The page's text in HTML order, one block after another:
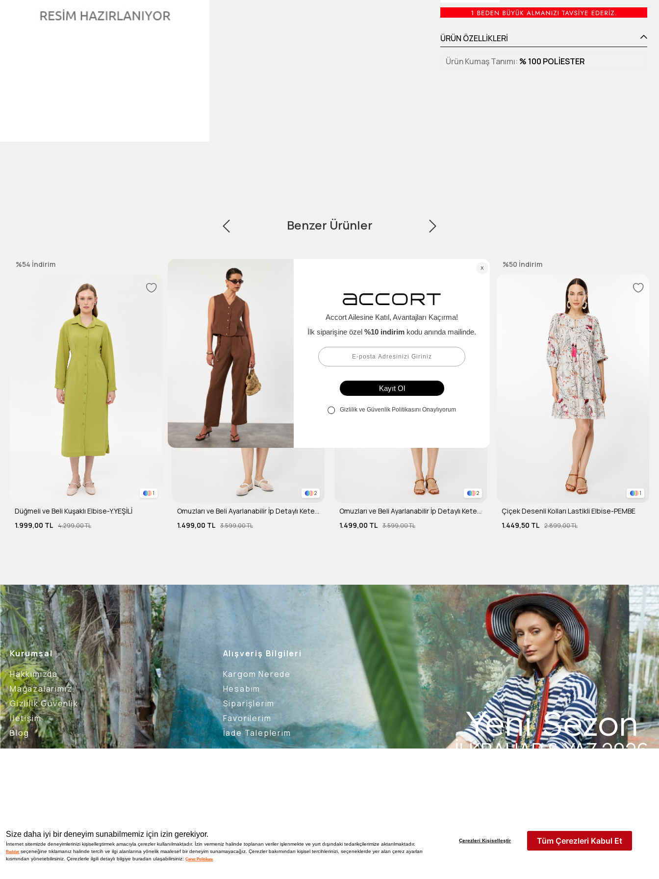
ÜRÜN ÖZELLİKLERİ
Ürün Kumaş Tanımı % 100 POLİESTER
Benzer Ürünler
1
Düğmeli ve Beli Kuşaklı Elbise-Y.YEŞİLİ
1.999,00 TL 4.299,00 TL
%54 İndirim
2
Omuzları ve Beli Ayarlanabilir İp Detaylı Keten Elbise-MAVİ
1.499,00 TL 3.599,00 TL
2
Omuzları ve Beli Ayarlanabilir İp Detaylı Keten Elbise-CAMEL
1.499,00 TL 3.599,00 TL
1
Çiçek Desenli Kolları Lastikli Elbise-PEMBE
1.449,50 TL 2.899,00 TL
%50 İndirim
Kurumsal
Hakkımızda
Mağazalarımız
Gizlilik Güvenlik
İletişim
Blog
Alışveriş Bilgileri
Kargom Nerede
Hesabım
Siparişlerim
Favorilerim
İade Taleplerim
Yeni Sezon
İLKBAHAR & YAZ 2026
Size daha iyi bir deneyim sunabilmemiz için izin gerekiyor.
İnternet sitemizde deneyimlerinizi kişiselleştirmek amacıyla çerezler kullanılmaktadır. İzin vermeniz halinde toplanan veriler işlenmekte ve yurt dışındaki tedarikçilerimize aktarılmaktadır.
Reddet seçeneğine tıklamanız halinde tercih ve ilgi alanlarına yönelik maalesef bir deneyim sunamayacağız. Çerezler bakımından kişisel tercihlerinizi, seçeneklerde yer alan çerez ayarları
kısmından yönetebilirsiniz. Çerezlerle ilgili detaylı bilgiye buradan ulaşabilirsiniz: Çerez Politikası
Çerezleri Kişiselleştir Tüm Çerezleri Kabul Et